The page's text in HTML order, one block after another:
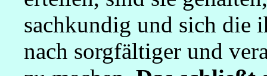
sachkundig und sich die
nach sorgfältiger und